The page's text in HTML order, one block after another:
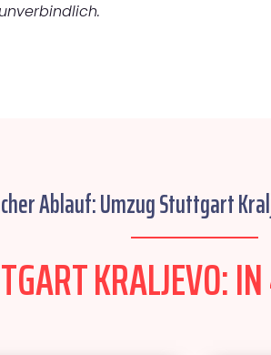
Ablauf: Umzug Stuttgart
KRALJEVO: